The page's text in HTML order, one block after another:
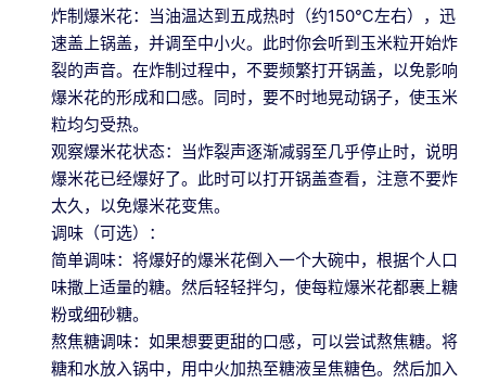
炸制爆米花：当油温达到五成热时（约150℃左右），迅
速盖上锅盖，并调至中小火。此时你会听到玉米粒开始炸
裂的声音。在炸制过程中，不要频繁打开锅盖，以免影响
爆米花的形成和口感。同时，要不时地晃动锅子，使玉米
粒均匀受热。
观察爆米花状态：当炸裂声逐渐减弱至几乎停止时，说明
爆米花已经爆好了。此时可以打开锅盖查看，注意不要炸
太久，以免爆米花变焦。
调味（可选）：
简单调味：将爆好的爆米花倒入一个大碗中，根据个人口
味撒上适量的糖。然后轻轻拌匀，使每粒爆米花都裹上糖
粉或细砂糖。
熬焦糖调味：如果想要更甜的口感，可以尝试熬焦糖。将
糖和水放入锅中，用中火加热至糖液呈焦糖色。然后加入